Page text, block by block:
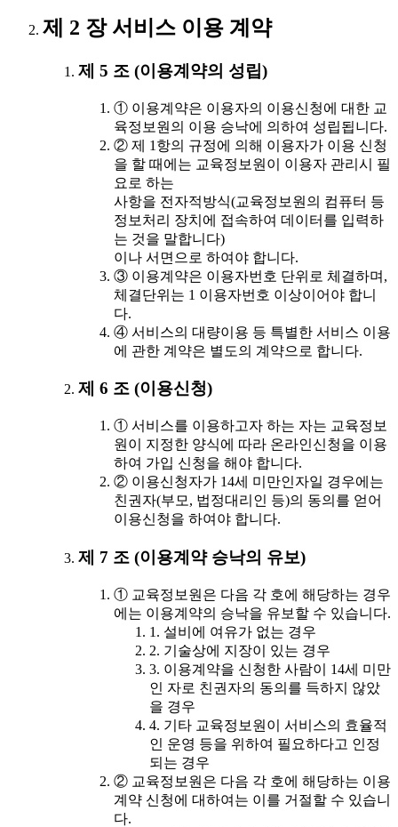
제 2 장 서비스 이용 계약
제 5 조 (이용계약의 성립)
① 이용계약은 이용자의 이용신청에 대한 교
육정보원의 이용 승낙에 의하여 성립됩니다.
② 제 1항의 규정에 의해 이용자가 이용 신청
을 할 때에는 교육정보원이 이용자 관리시 필
요로 하는
사항을 전자적방식(교육정보원의 컴퓨터 등
정보처리 장치에 접속하여 데이터를 입력하
는 것을 말합니다)
이나 서면으로 하여야 합니다.
③ 이용계약은 이용자번호 단위로 체결하며,
체결단위는 1 이용자번호 이상이어야 합니
다.
④ 서비스의 대량이용 등 특별한 서비스 이용
에 관한 계약은 별도의 계약으로 합니다.
제 6 조 (이용신청)
① 서비스를 이용하고자 하는 자는 교육정보
원이 지정한 양식에 따라 온라인신청을 이용
하여 가입 신청을 해야 합니다.
② 이용신청자가 14세 미만인자일 경우에는
친권자(부모, 법정대리인 등)의 동의를 얻어
이용신청을 하여야 합니다.
제 7 조 (이용계약 승낙의 유보)
① 교육정보원은 다음 각 호에 해당하는 경우
에는 이용계약의 승낙을 유보할 수 있습니다.
1. 설비에 여유가 없는 경우
2. 기술상에 지장이 있는 경우
3. 이용계약을 신청한 사람이 14세 미만
인 자로 친권자의 동의를 득하지 않았
을 경우
4. 기타 교육정보원이 서비스의 효율적
인 운영 등을 위하여 필요하다고 인정
되는 경우
② 교육정보원은 다음 각 호에 해당하는 이용
계약 신청에 대하여는 이를 거절할 수 있습니
다.